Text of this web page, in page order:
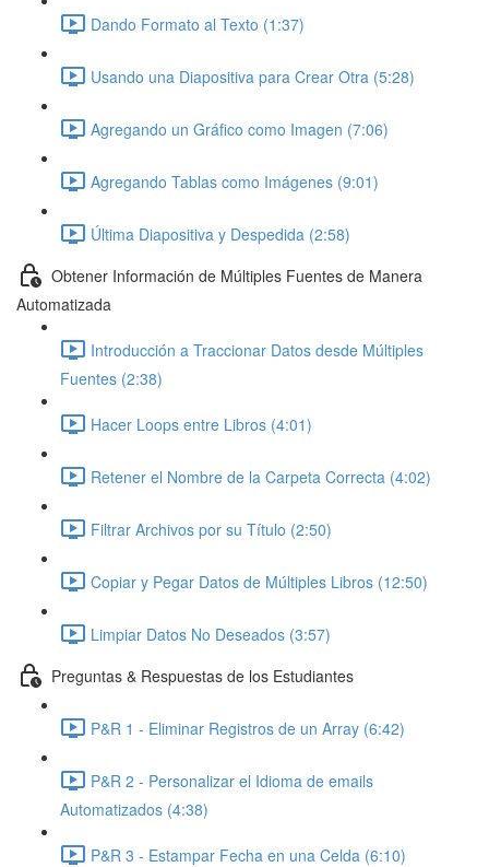
Dando Formato al Texto (1:37)
Usando una Diapositiva para Crear Otra (5:28)
Agregando un Gráfico como Imagen (7:06)
Agregando Tablas como Imágenes (9:01)
Última Diapositiva y Despedida (2:58)
Obtener Información de Múltiples Fuentes de Manera
Automatizada
Introducción a Traccionar Datos desde Múltiples
Fuentes (2:38)
Hacer Loops entre Libros (4:01)
Retener el Nombre de la Carpeta Correcta (4:02)
Filtrar Archivos por su Título (2:50)
Copiar y Pegar Datos de Múltiples Libros (12:50)
Limpiar Datos No Deseados (3:57)
Preguntas & Respuestas de los Estudiantes
P&R 1 - Eliminar Registros de un Array (6:42)
P&R 2 - Personalizar el Idioma de emails
Automatizados (4:38)
P&R 3 - Estampar Fecha en una Celda (6:10)